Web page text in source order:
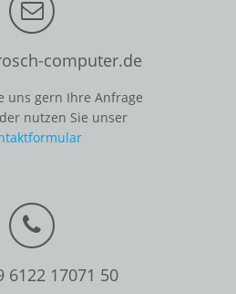
computer.de
uns gern Ihre Anfrage
nutzen Sie unser
6122 17071 50